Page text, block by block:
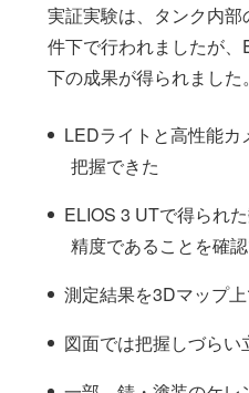
実証実験は、タンク内
件下で行われましたが
下の成果が得られました。
LEDライトと高性能
把握できた
ELIOS 3 UTで得られ
精度であることを確
測定結果を3Dマップ
図面では把握しづら